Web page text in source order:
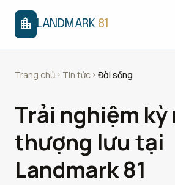
location_city LANDMARK 81
Trang chủ chevron_right Tin tức chevron_right Đời sống
Trải nghiệm kỳ
thượng lưu tại
Landmark 81